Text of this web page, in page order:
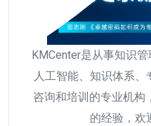
KMCenter是从事知识
人工智能、知识体系、
咨询和培训的专业机构
的经验，欢